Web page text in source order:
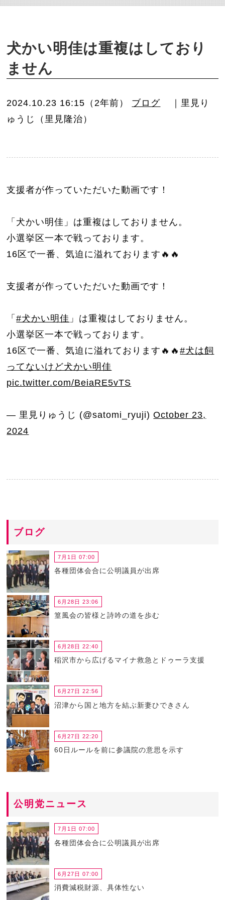
犬かい明佳は重複はしており
ません
2024.10.23 16:15（2年前） ブログ
｜里見り
ゅうじ（里見隆治）
支援者が作っていただいた動画です！
「犬かい明佳」は重複はしておりません。
小選挙区一本で戦っております。
16区で一番、気迫に溢れております🔥🔥
支援者が作っていただいた動画です！
「#犬かい明佳 」は重複はしておりません。
小選挙区一本で戦っております。
16区で一番、気迫に溢れております🔥🔥#犬は飼
ってないけど犬かい明佳
pic.twitter.com/BeiaRE5vTS
— 里見りゅうじ (@satomi_ryuji)October 23,
2024
ブログ
7月1日 07:00
各種団体会合に公明議員が出席
6月28日 23:06
篁風会の皆様と詩吟の道を歩む
6月28日 22:40
稲沢市から広げるマイナ救急とドゥーラ支援
6月27日 22:56
沼津から国と地方を結ぶ新妻ひできさん
6月27日 22:20
60日ルールを前に参議院の意思を示す
公明党ニュース
7月1日 07:00
各種団体会合に公明議員が出席
6月27日 07:00
消費減税財源、具体性ない